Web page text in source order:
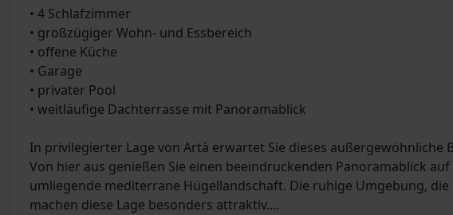
• 4 Schlafzimmer
• großzügiger Wohn- und Essbereich
• offene Küche
• Garage
• privater Pool
• weitläufige Dachterrasse mit Panoramablick
In privilegierter Lage von Artà erwartet Sie dieses außergewöhnliche
Von hier aus genießen Sie einen beeindruckenden Panoramablick
umliegende mediterrane Hügellandschaft. Die ruhige Umgebung,
machen diese Lage besonders attraktiv.…